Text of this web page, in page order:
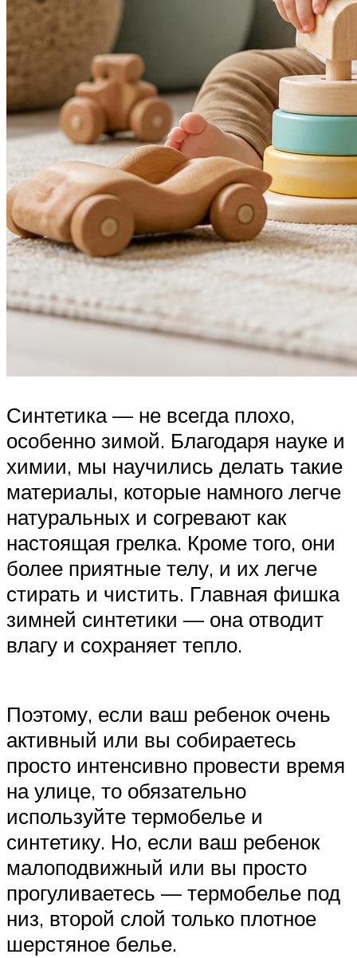
Синтетика — не всегда плохо,
особенно зимой. Благодаря науке и
химии, мы научились делать такие
материалы, которые намного легче
натуральных и согревают как
настоящая грелка. Кроме того, они
более приятные телу, и их легче
стирать и чистить. Главная фишка
зимней синтетики — она отводит
влагу и сохраняет тепло.
Поэтому, если ваш ребенок очень
активный или вы собираетесь
просто интенсивно провести время
на улице, то обязательно
используйте термобелье и
синтетику. Но, если ваш ребенок
малоподвижный или вы просто
прогуливаетесь — термобелье под
низ, второй слой только плотное
шерстяное белье.